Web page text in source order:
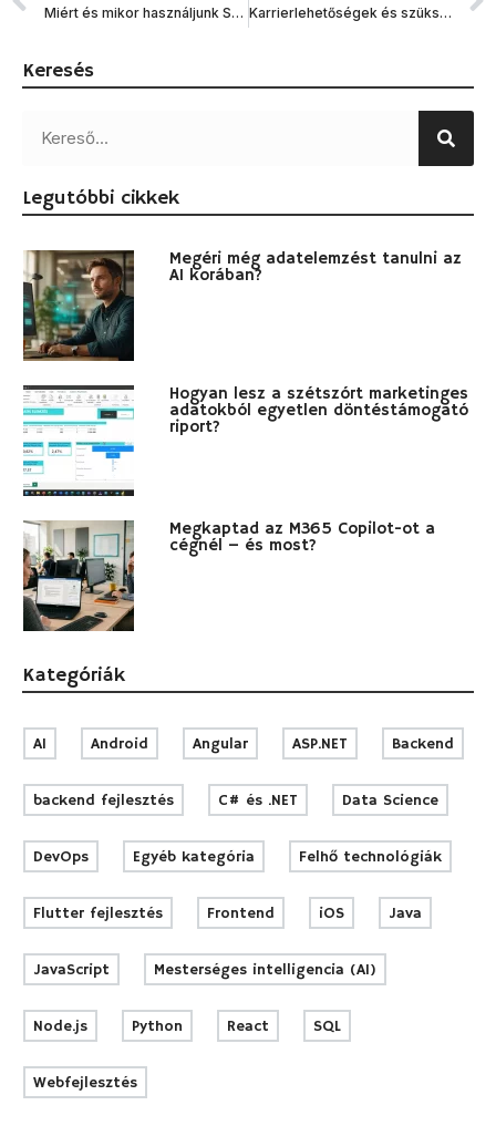
Miért és mikor használjunk SQL-t? Karrierlehetőségek és szükséges kvalifikációk Data Analystként
Keresés
Legutóbbi cikkek
Megéri még adatelemzést tanulni az
AI korában?
Hogyan lesz a szétszórt marketinges
adatokból egyetlen döntéstámogató
riport?
Megkaptad az M365 Copilot-ot a
cégnél – és most?
Kategóriák
AI Android Angular ASP.NET Backend
backend fejlesztés C# és .NET Data Science
DevOps Egyéb kategória Felhő technológiák
Flutter fejlesztés Frontend iOS Java
JavaScript Mesterséges intelligencia (AI)
Node.js Python React SQL
Webfejlesztés